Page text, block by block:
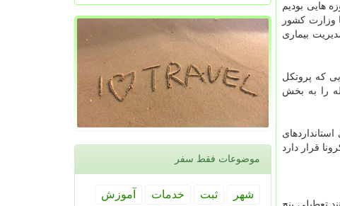
هایی بودیم
وزارت کشور
بیماری
که پروتکل
را به بخش
قرار دارد
موضوعات فقط سفر
شهر ثبت خدمات
آموزش